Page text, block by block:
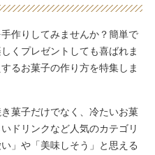
作りしてみませんか？簡単で
くプレゼントしても喜ばれま
るお菓子の作り方を特集しま
菓子だけでなく、冷たいお菓
ドリンクなど人気のカテゴリ
」や「美味しそう」と思える